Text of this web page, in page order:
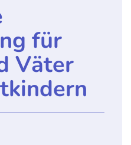
für
Väter